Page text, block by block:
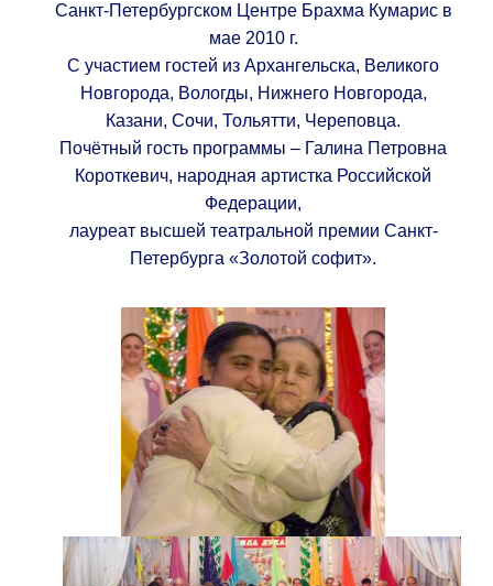
Санкт-Петербургском Центре Брахма Кумарис в
мае 2010 г.
С участием гостей из Архангельска, Великого
Новгорода, Вологды, Нижнего Новгорода,
Казани, Сочи, Тольятти, Череповца.
Почётный гость программы – Галина Петровна
Короткевич, народная артистка Российской
Федерации,
лауреат высшей театральной премии Санкт-
Петербурга «Золотой софит».